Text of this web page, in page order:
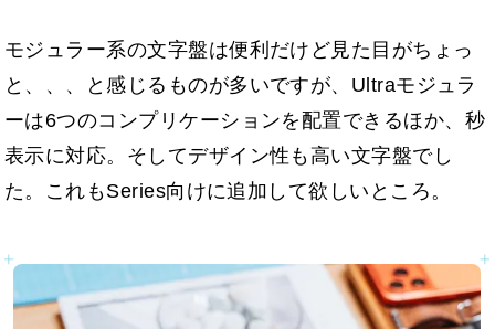
モジュラー系の文字盤は便利だけど見た目がちょっ
と、、、と感じるものが多いですが、Ultraモジュラ
ーは6つのコンプリケーションを配置できるほか、秒
表示に対応。そしてデザイン性も高い文字盤でし
た。これもSeries向けに追加して欲しいところ。